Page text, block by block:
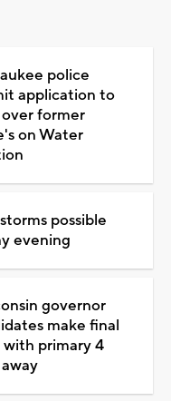
police
application to
former
on Water
possible
evening
governor
make final
with primary 4